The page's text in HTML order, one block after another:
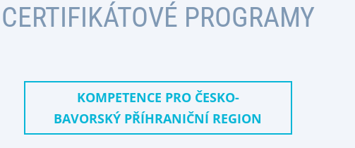
CERTIFIKÁTOVÉ PROGRAMY
KOMPETENCE PRO ČESKO-
BAVORSKÝ PŘÍHRANIČNÍ REGION